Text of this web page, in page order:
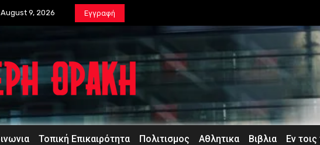
9, 2026 Εγγραφή
Τοπική Επικαιρότητα Πολιτισμος Αθλητικα Βιβλια Εν